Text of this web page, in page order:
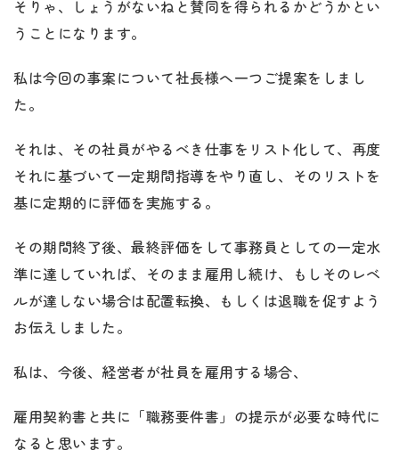
そりゃ、しょうがないねと賛同を得られるかどうかとい
うことになります。
私は今回の事案について社長様へ一つご提案をしまし
た。
それは、その社員がやるべき仕事をリスト化して、再度
それに基づいて一定期間指導をやり直し、そのリストを
基に定期的に評価を実施する。
その期間終了後、最終評価をして事務員としての一定水
準に達していれば、そのまま雇用し続け、もしそのレベ
ルが達しない場合は配置転換、もしくは退職を促すよう
お伝えしました。
私は、今後、経営者が社員を雇用する場合、
雇用契約書と共に「職務要件書」の提示が必要な時代に
なると思います。